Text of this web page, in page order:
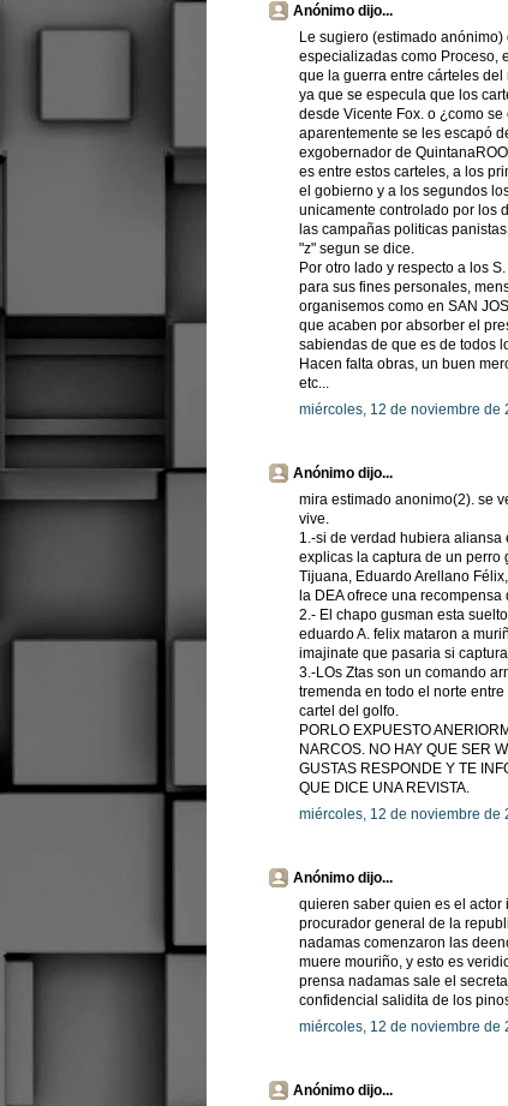
Anónimo dijo...
Le sugiero (estimado
especializadas como Proceso,
que la guerra entre cárteles
ya que se especula que los
desde Vicente Fox. o ¿como
aparentemente se les escapó
exgobernador de
es entre estos carteles, a los
el gobierno y a los segundos
unicamente controlado por los
las campañas politicas
"z" segun se dice.
Por otro lado y respecto a los
para sus fines personales,
organisemos como en SAN
que acaben por absorber el
sabiendas de que es de todos
Hacen falta obras, un buen
etc...
miércoles, 12 de noviembre de
Anónimo dijo...
mira estimado anonimo(2). se
vive.
1.-si de verdad hubiera aliansa
explicas la captura de un perro
Tijuana, Eduardo Arellano
la DEA ofrece una recompensa
2.- El chapo gusman esta
eduardo A. felix mataron a
imajinate que pasaria si
3.-LOs Ztas son un comando
tremenda en todo el norte
cartel del golfo.
PORLO EXPUESTO
NARCOS. NO HAY QUE SER
GUSTAS RESPONDE Y TE
QUE DICE UNA REVISTA.
miércoles, 12 de noviembre de
Anónimo dijo...
quieren saber quien es el
procurador general de la
nadamas comenzaron las
muere mouriño, y esto es
prensa nadamas sale el
confidencial salidita de los
miércoles, 12 de noviembre de
Anónimo dijo...